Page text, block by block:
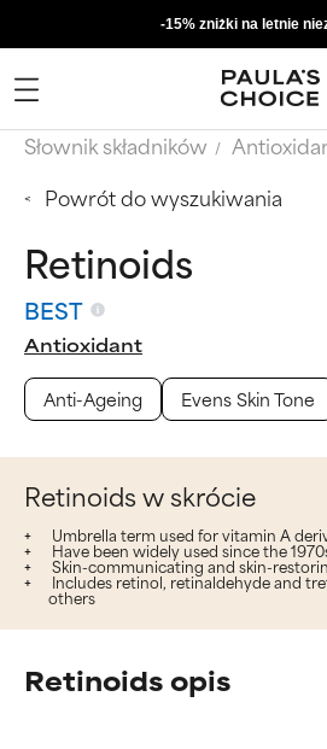
-15% zniżki na letnie
Słownik składników
Powrót do wyszukiwania
Retinoids
BEST
Antioxidant
Anti-Ageing
Evens Skin Tone
Retinoids w skrócie
Umbrella term used for vitamin A
Have been widely used since the
Skin-communicating and skin-
Includes retinol, retinaldehyde and
others
Retinoids opis